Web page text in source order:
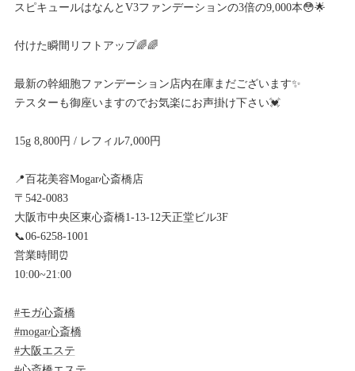
スピキュールはなんとV3ファンデーションの3倍の9,000本😳🌟
付けた瞬間リフトアップ🌈🌈
最新の幹細胞ファンデーション店内在庫まだございます✨
テスターも御座いますのでお気楽にお声掛け下さい💓
15g 8,800円 / レフィル7,000円
📍百花美容Mogar心斎橋店
〒542-0083
大阪市中央区東心斎橋1-13-12天正堂ビル3F
📞06-6258-1001
営業時間⏰
10:00~21:00
#モガ心斎橋
#mogar心斎橋
#大阪エステ